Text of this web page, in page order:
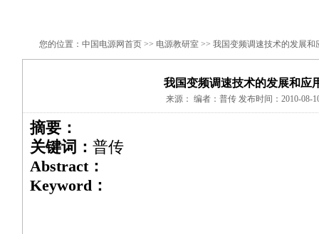
您的位置：中国电源网首页 >> 电源教研室 >> 我国变频调速技术的发展和
我国变频调速技术的发展和应
来源： 编者：普传 发布时间：2010-08-
摘要：
关键词： 普传
Abstract：
Keyword：